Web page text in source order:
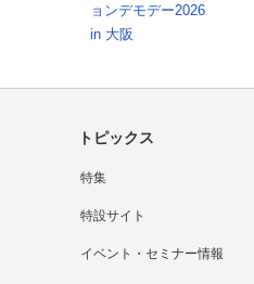
ョンデモデー2026
in 大阪
トピックス
特集
特設サイト
イベント・セミナー情報